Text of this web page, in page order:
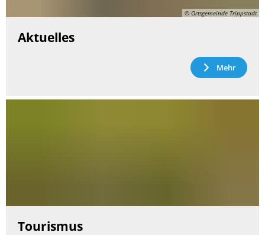
© Ortsgemeinde Trippstadt
Aktuelles
Mehr
Tourismus